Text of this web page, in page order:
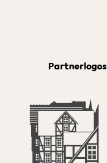
Partnerlogos